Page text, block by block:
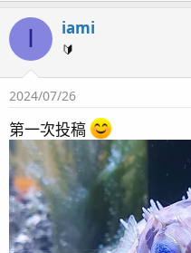
I iami
🔰
2024/07/26
第一次投稿